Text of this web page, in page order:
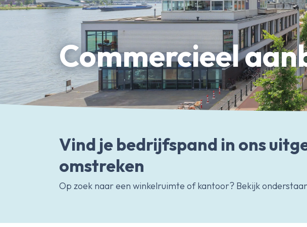
Commercieel
Vind je bedrijfspand in ons
omstreken
Op zoek naar een winkelruimte of kantoor? Bekijk
Verhuurmakelaar
Bedrijfsonroerendgoed
Erfpachtdeskundige
Gerechtelijke deskundige
Over Ameo makelaars
Onze reviews
Contact